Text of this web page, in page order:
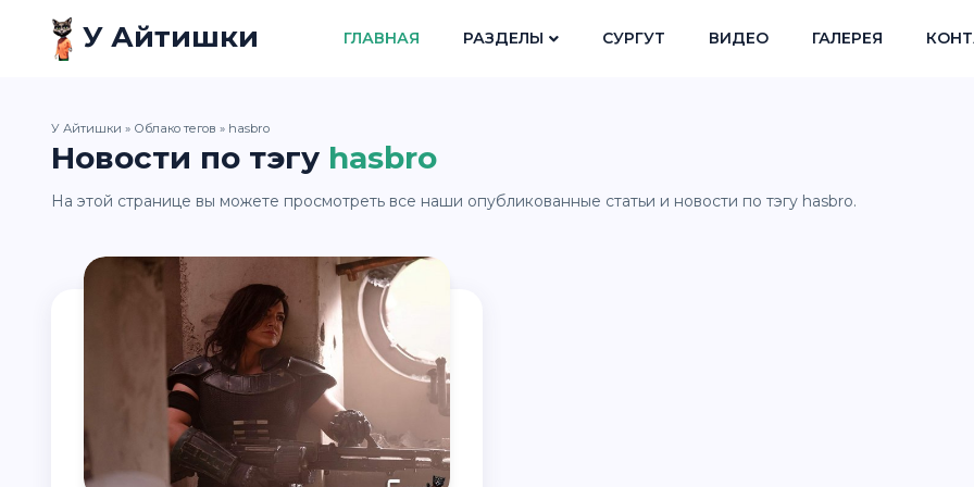
У Айтишки ГЛАВНАЯ РАЗДЕЛЫ СУРГУТ ВИДЕО ГАЛЕРЕЯ
У Айтишки » Облако тегов » hasbro
Новости по тэгу hasbro
На этой странице вы можете просмотреть все наши опубликованные статьи и новости по тэгу hasbro.